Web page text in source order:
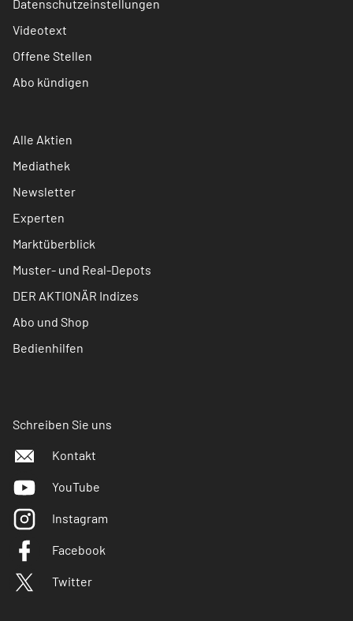
Datenschutzeinstellungen
Videotext
Offene Stellen
Abo kündigen
Alle Aktien
Mediathek
Newsletter
Experten
Marktüberblick
Muster- und Real-Depots
DER AKTIONÄR Indizes
Abo und Shop
Bedienhilfen
Schreiben Sie uns
Kontakt
YouTube
Instagram
Facebook
Twitter